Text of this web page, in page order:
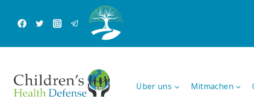
springen
Über uns Mitmachen